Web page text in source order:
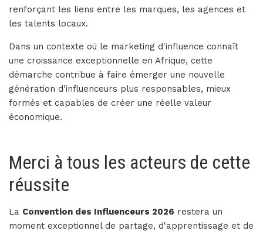
renforçant les liens entre les marques, les agences et
les talents locaux.
Dans un contexte où le marketing d'influence connaît
une croissance exceptionnelle en Afrique, cette
démarche contribue à faire émerger une nouvelle
génération d'influenceurs plus responsables, mieux
formés et capables de créer une réelle valeur
économique.
Merci à tous les acteurs de cette
réussite
La Convention des Influenceurs 2026 restera un
moment exceptionnel de partage, d'apprentissage et de